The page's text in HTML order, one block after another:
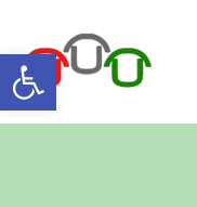
Open toolbar
content